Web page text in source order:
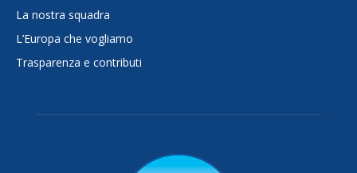
La nostra squadra
L’Europa che vogliamo
Trasparenza e contributi